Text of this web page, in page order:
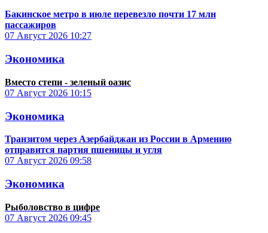
Бакинское метро в июле перевезло почти 17 млн
пассажиров
07 Август 2026 10:27
Экономика
Вместо степи - зеленый оазис
07 Август 2026 10:15
Экономика
Транзитом через Азербайджан из России в Армению
отправится партия пшеницы и угля
07 Август 2026 09:58
Экономика
Рыболовство в цифре
07 Август 2026 09:45